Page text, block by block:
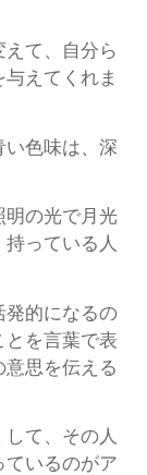
えて、自分ら
えてくれま
い色味は、深
明の光で月光
っている人
発的になるの
とを言葉で表
思を伝える
て、その人
ているのがア